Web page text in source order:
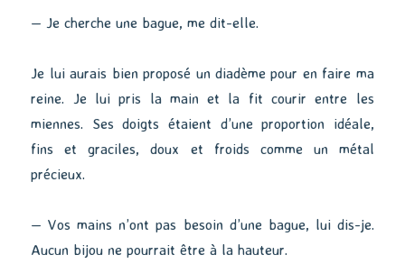
— Je cherche une bague, me dit-elle.
Je lui aurais bien proposé un diadème pour en faire ma
reine. Je lui pris la main et la fit courir entre les
miennes. Ses doigts étaient d’une proportion idéale,
fins et graciles, doux et froids comme un métal
précieux.
— Vos mains n’ont pas besoin d’une bague, lui dis-je.
Aucun bijou ne pourrait être à la hauteur.